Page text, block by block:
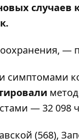
случаев
—
симптомами
— 32 098
(568),